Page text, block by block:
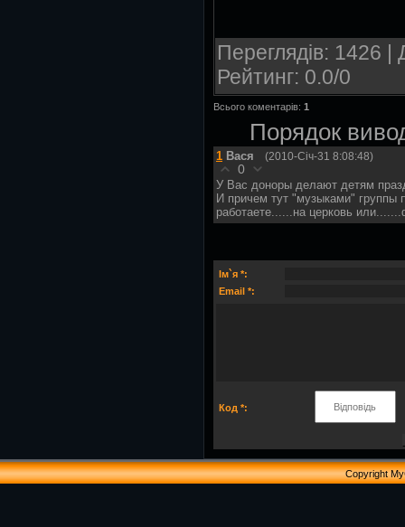
Переглядів: 1426 |
Рейтинг: 0.0/0
Всього коментарів: 1
Порядок
1 Вася (2010-Січ-31 8:08:48)
0
У Вас доноры делают детям
И причем тут "музыками" группы
работаете......на церковь
Ім`я *:
Email *:
Код *:
Copyright